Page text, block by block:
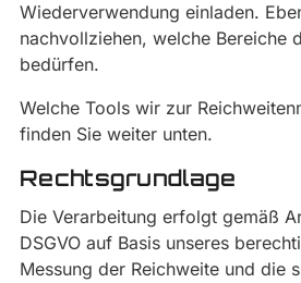
Wiederverwendung einladen.
nachvollziehen, welche Bereiche
bedürfen.
Welche Tools wir zur
finden Sie weiter unten.
Rechtsgrundlage
Die Verarbeitung erfolgt gemäß
DSGVO auf Basis unseres
Messung der Reichweite und die